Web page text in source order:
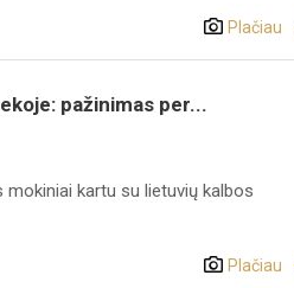
Plačiau
pažinimas per...
kartu su lietuvių kalbos
Plačiau